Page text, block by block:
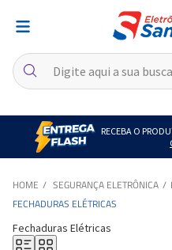
RECEBA O
SEGURANÇA ELETRÔNICA
FECHADURAS ELÉTRICAS
Fechaduras Elétricas